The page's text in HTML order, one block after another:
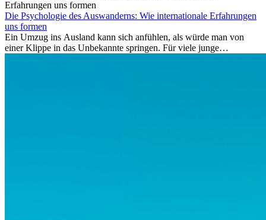
Die Psychologie des Auswanderns: Wie internationale Erfahrungen
uns formen
Ein Umzug ins Ausland kann sich anfühlen, als würde man von
einer Klippe in das Unbekannte springen. Für viele junge